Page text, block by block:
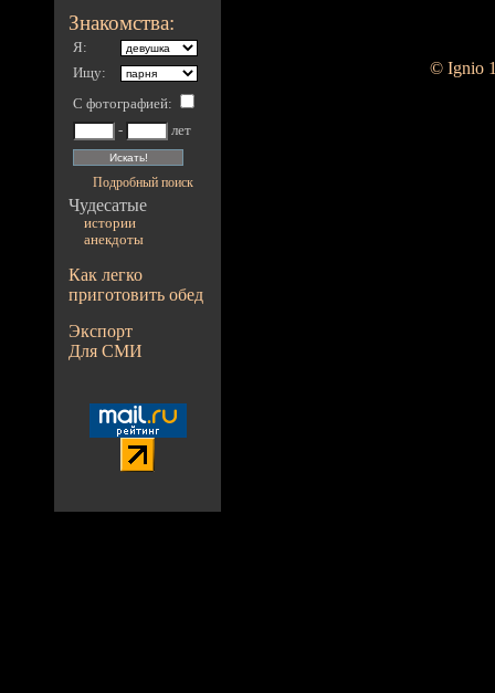
Знакомства:
Я:
Ищу:
С фотографией:
-
лет
Подробный поиск
Чудесатые
истории
анекдоты
Как легко
приготовить обед
Экспорт
Для СМИ
© Ignio